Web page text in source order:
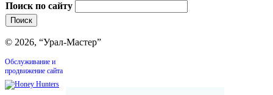
Поиск по сайту
© 2026, “Урал-Мастер”
Обслуживание и
продвижение сайта